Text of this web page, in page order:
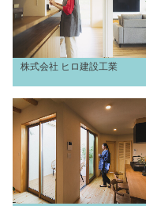
株式会社 ヒロ建設工業